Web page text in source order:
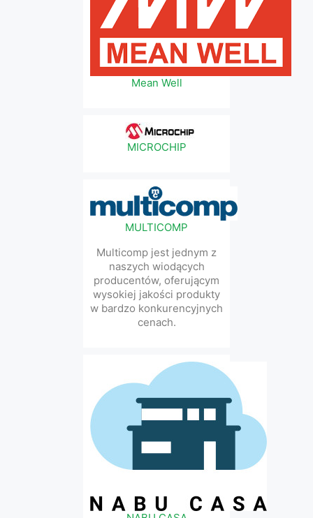
Mean Well
MICROCHIP
MULTICOMP
Multicomp jest jednym z
naszych wiodących
producentów, oferującym
wysokiej jakości produkty
w bardzo konkurencyjnych
cenach.